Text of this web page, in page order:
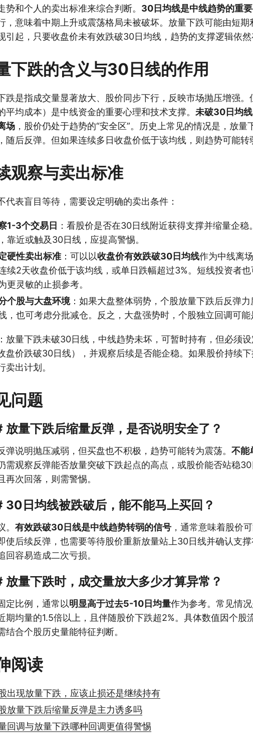
势和个人的卖出标准来综合判断。 30日均线是中线趋势的重
，意味着中期上升或震荡格局未被破坏。放量下跌可能由短期
引起，只要收盘价未有效跌破30日均线，趋势的支撑逻辑依然
下跌的含义与30日线的作用
跌是指成交量显著放大、股价同步下行，反映市场抛压增强
平均成本）是中线资金的重要心理和技术支撑。 未破30日均
场 ，股价仍处于趋势的“安全区”。历史上常见的情况是，放
随后反弹。但如果连续多日收盘价低于该均线，则趋势可能转
观察与卖出标准
代表盲目等待，需要设定明确的卖出条件：
1-3个交易日 ：看股价是否在30日线附近获得支撑并缩量企
靠近或触及30日线，应提高警惕。
硬性卖出标准 ：可以以收盘价有效跌破30日均线作为中线离
续2天收盘价低于该均线，或单日跌幅超过3%。短线投资者
更灵敏的止损参考。
个股与大盘环境：如果大盘整体弱势，个股放量下跌后反弹
，也可考虑分批减仓。反之，大盘强势时，个股独立回调可能
放量下跌未破30日线，中线趋势未坏，可暂时持有，但必须
盘价跌破30日线），并观察后续是否能企稳。如果股价持续
卖出计划。
问题
量下跌后缩量反弹，是否说明安全了？
弹说明抛压减弱，但买盘也不积极，趋势可能转为震荡。 不能
需观察反弹能否放量突破下跌起点的高点，或股价能否站稳
再次回落，则需警惕。
日均线被跌破后，能不能马上买回？
。 有效跌破30日线是中线趋势转弱的信号 ，通常意味着股价
使后续反弹，也需要等待股价重新放量站上30日线并确认支
回容易造成二次亏损。
量下跌时，成交量放大多少才算异常？
定比例，通常以明显高于过去5-10日均量作为参考。常见情
期均量的1.5倍以上，且伴随股价下跌超2%。具体数值因个股
结合个股历史量能特征判断。
阅读
出现放量下跌，应该止损还是继续持有
放量下跌后缩量反弹是主力诱多吗
回调与放量下跌哪种回调更值得警惕